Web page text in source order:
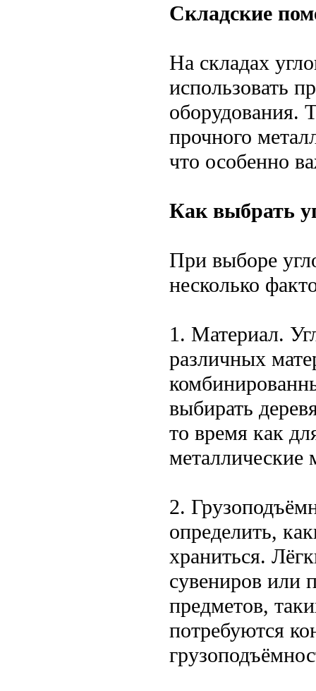
Складские
На складах
использовать
оборудования.
прочного
что особенно
Как выбрать
При выборе
несколько
1. Материал.
различных
выбирать
то время как
2.
определить,
храниться.
сувениров или
предметов,
потребуются